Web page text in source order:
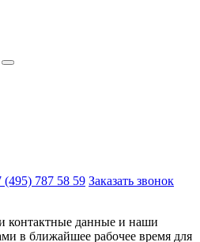
(495) 787 58 59 Заказать звонок
контактные данные и наши
в ближайшее рабочее время для